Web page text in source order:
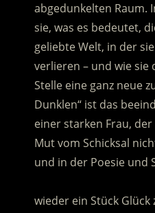
abgedunkelten Raum.
sie, was es bedeutet,
geliebte Welt, in der
verlieren – und wie
Stelle eine ganz neue
Dunklen“ ist das
einer starken Frau,
Mut vom Schicksal
und in der Poesie und
wieder ein Stück Glück